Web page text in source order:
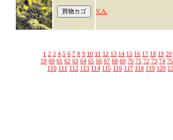
V.A.
1 2 3 4 5 6 7 8 9 10 11 12 13 14 15 16 17 18 19 20
59 60 61 62 63 64 65 66 67 68 69 70 71 72 73 74 75
110 111 112 113 114 115 116 117 118 119 120